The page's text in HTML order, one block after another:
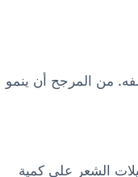
من المرجح أن ينمو
الشعر على كمية